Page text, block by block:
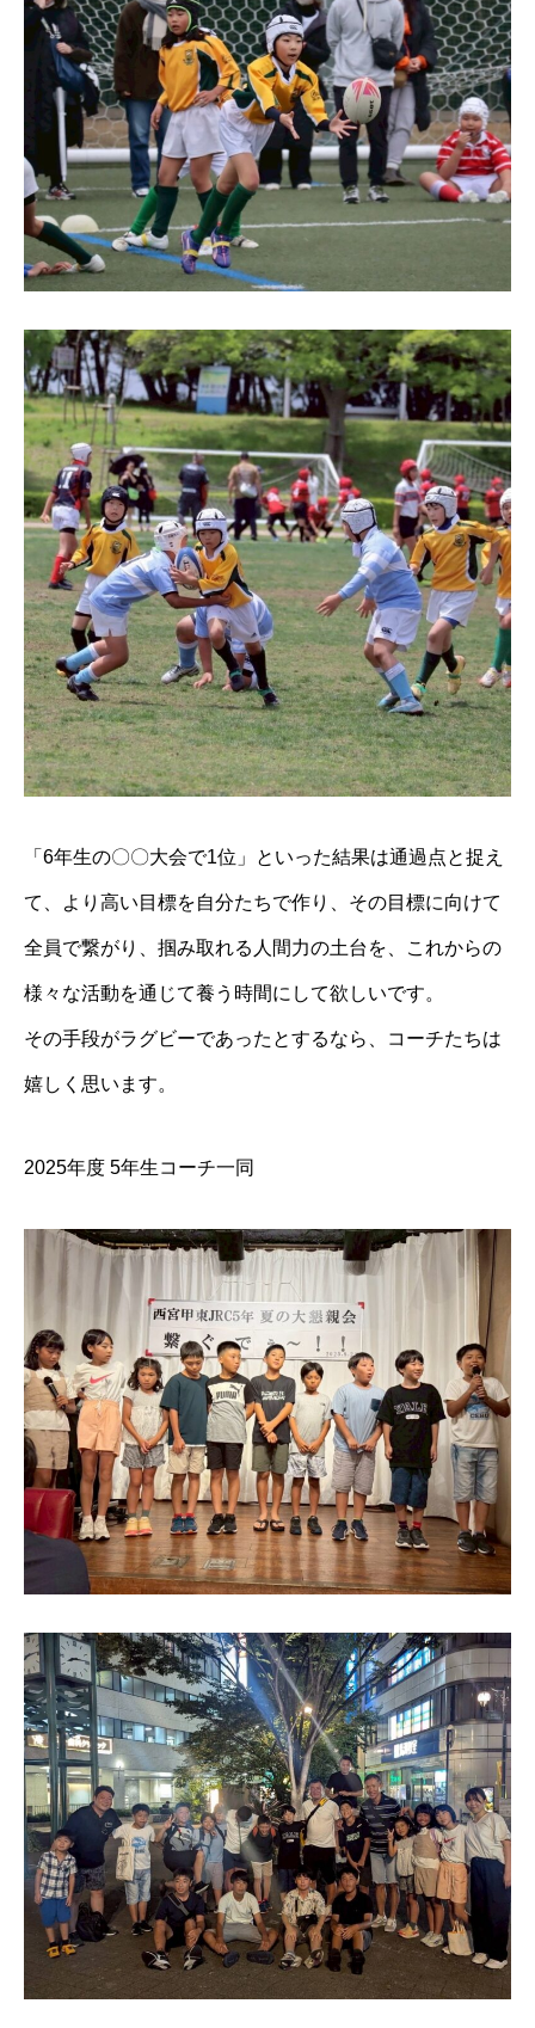
「6年⽣の〇〇⼤会で1位」といった結果は通過点と捉え
て、より高い⽬標を⾃分たちで作り、その目標に向けて
全員で繋がり、掴み取れる⼈間⼒の土台を、これからの
様々な活動を通じて養う時間にして欲しいです。
その⼿段がラグビーであったとするなら、コーチたちは
嬉しく思います。
2025年度 5年生コーチ一同